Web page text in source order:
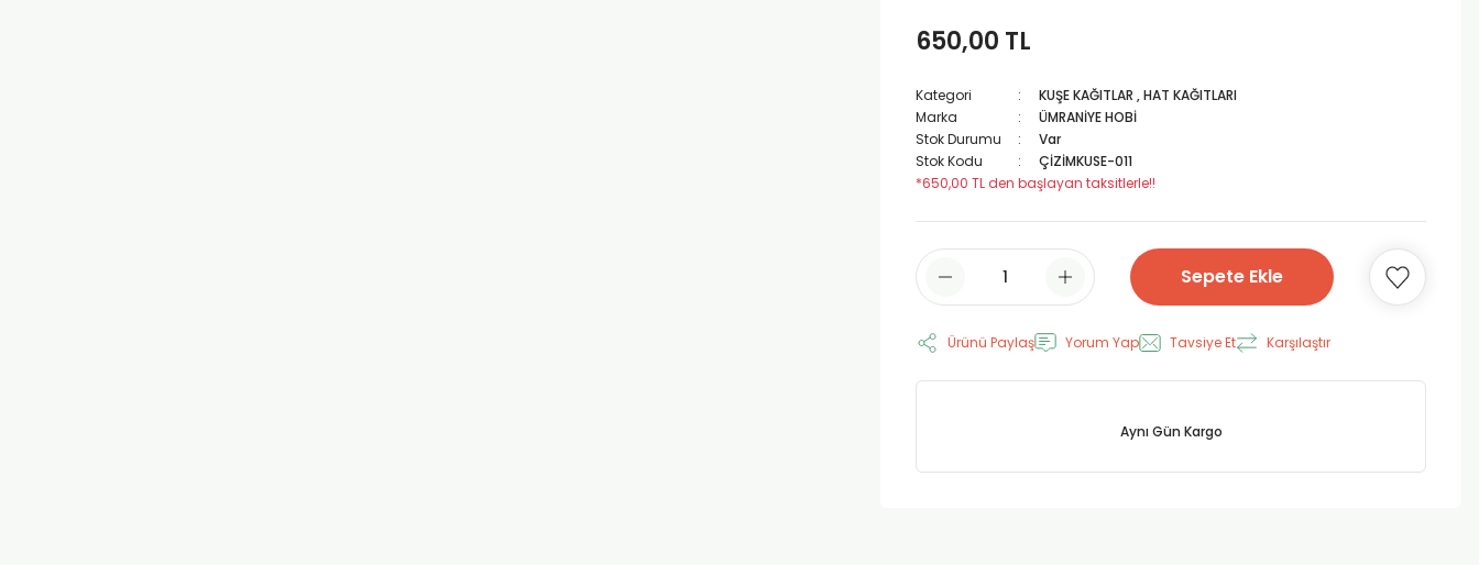
650,00 TL
Kategori KUŞE KAĞITLAR ,HAT KAĞITLARI
Marka
ÜMRANİYE HOBİ
Stok Durumu
Var
Stok Kodu
ÇİZİMKUSE-011
*650,00 TL den başlayan taksitlerle!!
Sepete Ekle
Ürünü Paylaş Yorum Yap Tavsiye Et Karşılaştır
Aynı Gün Kargo